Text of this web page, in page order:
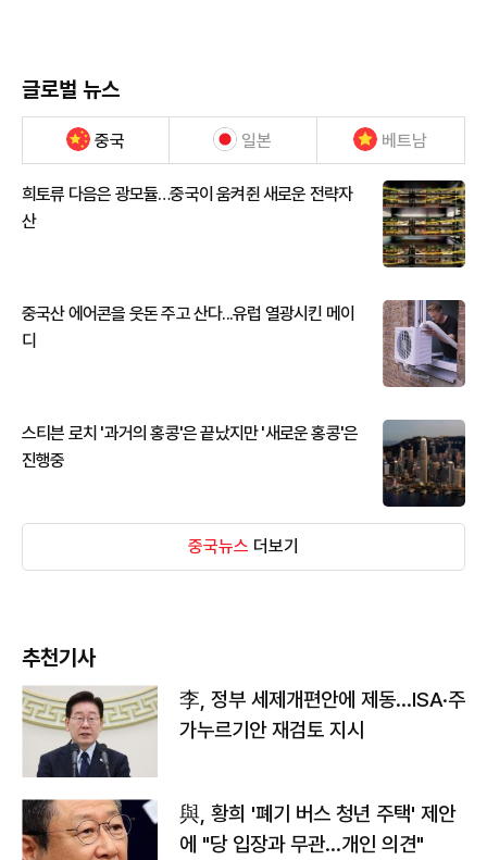
글로벌 뉴스
중국 일본 베트남
희토류 다음은 광모듈…중국이 움켜쥔 새로운 전략자
산
중국산 에어콘을 웃돈 주고 산다...유럽 열광시킨 메이
디
스티븐 로치 '과거의 홍콩'은 끝났지만 '새로운 홍콩'은
진행중
중국뉴스 더보기
추천기사
李, 정부 세제개편안에 제동…ISA·주
가누르기안 재검토 지시
與, 황희 '폐기 버스 청년 주택' 제안
에 "당 입장과 무관…개인 의견"